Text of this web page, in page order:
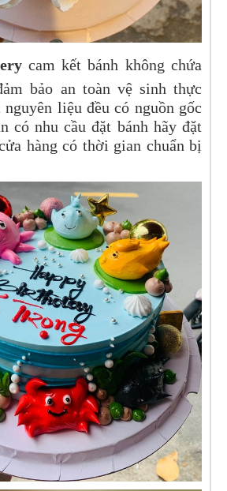
cam kết bánh không chứa
bảo an toàn vệ sinh thực
nguyên liệu đều có nguồn gốc
có nhu cầu đặt bánh hãy đặt
hàng có thời gian chuẩn bị